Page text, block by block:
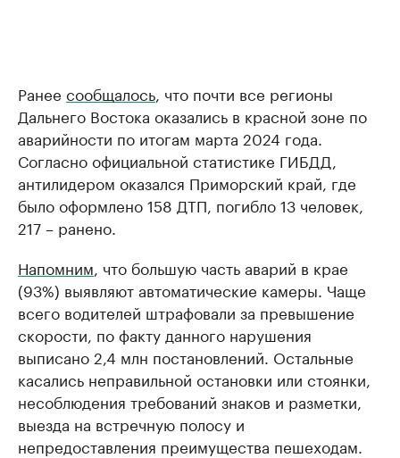
Ранее сообщалось , что почти все регионы
Дальнего Востока оказались в красной зоне по
аварийности по итогам марта 2024 года.
Согласно официальной статистике ГИБДД,
антилидером оказался Приморский край, где
было оформлено 158 ДТП, погибло 13 человек,
217 – ранено.
Напомним , что большую часть аварий в крае
(93%) выявляют автоматические камеры. Чаще
всего водителей штрафовали за превышение
скорости, по факту данного нарушения
выписано 2,4 млн постановлений. Остальные
касались неправильной остановки или стоянки,
несоблюдения требований знаков и разметки,
выезда на встречную полосу и
непредоставления преимущества пешеходам.